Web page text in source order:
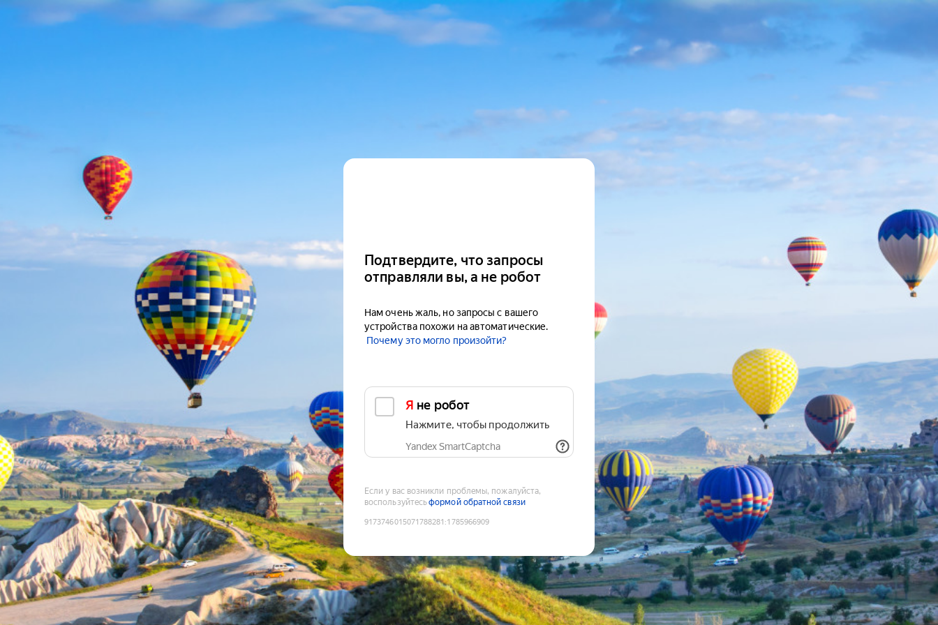
Подтвердите, что запросы
отправляли вы, а не робот
Нам очень жаль, но запросы с вашего
устройства похожи на автоматические.
Почему это могло произойти?
Я не робот
Нажмите, чтобы продолжить
Yandex SmartCaptcha
Если у вас возникли проблемы, пожалуйста,
воспользуйтесьформой обратной связи
9173746015071788281 :1785966909